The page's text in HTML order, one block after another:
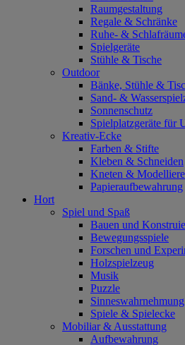
Raumgestaltung
Regale & Schränke
Ruhe- &
Spielgeräte
Stühle & Tische
Outdoor
Bänke, Stühle &
Sand- &
Sonnenschutz
Spielplatzgeräte für
Kreativ-Ecke
Farben & Stifte
Kleben & Schneiden
Kneten &
Papieraufbewahrung
Hort
Spiel und Spaß
Bauen und
Bewegungsspiele
Forschen und
Holzspielzeug
Musik
Puzzle
Sinneswahrnehmung
Spiele & Spielecke
Mobiliar & Ausstattung
Aufbewahrung